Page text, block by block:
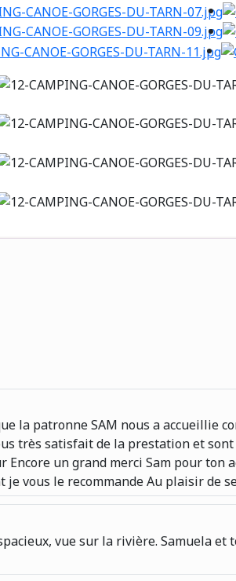
la patronne SAM nous a accueillie
très satisfait de la prestation et
un grand merci Sam pour
vous le recommande Au plaisir de
vue sur la rivière. Samuela